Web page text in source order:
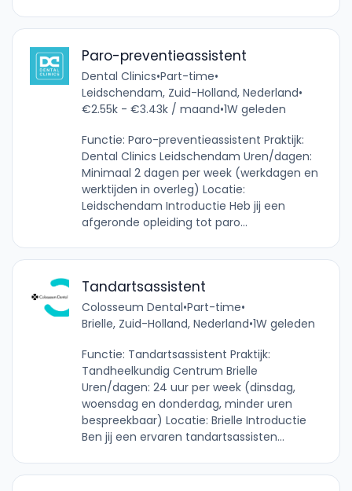
Paro-preventieassistent
Dental Clinics•Part-time•
Leidschendam, Zuid-Holland, Nederland•
€2.55k - €3.43k / maand•1W geleden
Functie: Paro-preventieassistent Praktijk:
Dental Clinics Leidschendam Uren/dagen:
Minimaal 2 dagen per week (werkdagen en
werktijden in overleg) Locatie:
Leidschendam Introductie Heb jij een
afgeronde opleiding tot paro...
Tandartsassistent
Colosseum Dental•Part-time•
Brielle, Zuid-Holland, Nederland•1W geleden
Functie: Tandartsassistent Praktijk:
Tandheelkundig Centrum Brielle
Uren/dagen: 24 uur per week (dinsdag,
woensdag en donderdag, minder uren
bespreekbaar) Locatie: Brielle Introductie
Ben jij een ervaren tandartsassisten...